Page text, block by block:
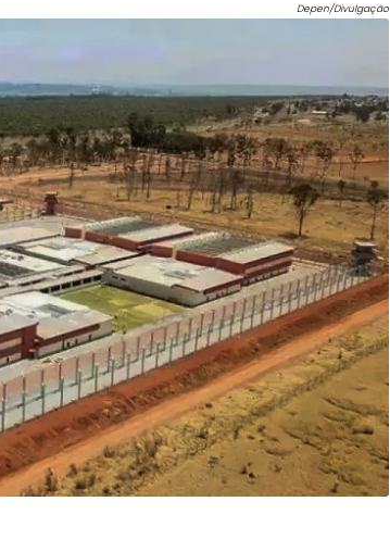
Depen/Divulgação